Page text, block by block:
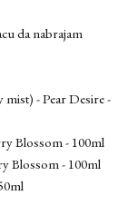
da nabrajam
- Pear Desire -
Blossom - 100ml
Blossom - 100ml